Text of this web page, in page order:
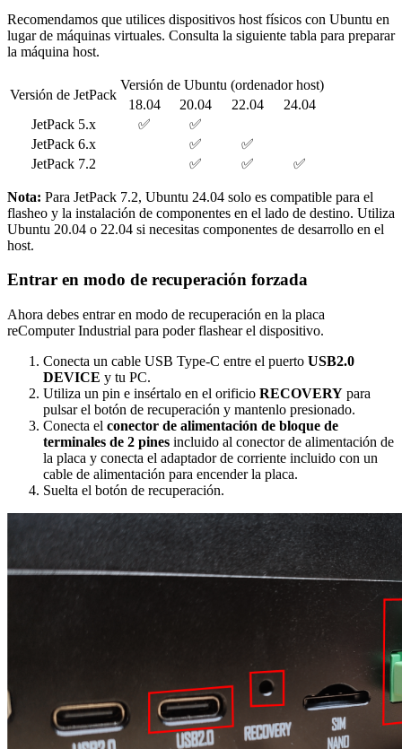
Recomendamos que utilices dispositivos host físicos con Ubuntu en
lugar de máquinas virtuales. Consulta la siguiente tabla para preparar
la máquina host.
Versión de JetPack
Versión de Ubuntu (ordenador host)
18.04
20.04 22.04
24.04
JetPack 5.x
✅
✅
JetPack 6.x
✅
✅
JetPack 7.2
✅ ✅ ✅
Nota: Para JetPack 7.2, Ubuntu 24.04 solo es compatible para el
flasheo y la instalación de componentes en el lado de destino. Utiliza
Ubuntu 20.04 o 22.04 si necesitas componentes de desarrollo en el
host.
Entrar en modo de recuperación forzada
Ahora debes entrar en modo de recuperación en la placa
reComputer Industrial para poder flashear el dispositivo.
Conecta un cable USB Type-C entre el puerto USB2.0
DEVICE y tu PC.
Utiliza un pin e insértalo en el orificio RECOVERY para
pulsar el botón de recuperación y mantenlo presionado.
Conecta el conector de alimentación de bloque de
terminales de 2 pines incluido al conector de alimentación de
la placa y conecta el adaptador de corriente incluido con un
cable de alimentación para encender la placa.
Suelta el botón de recuperación.